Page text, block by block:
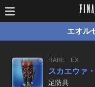
エオル
RARE
EX
スカエウァ
足防具